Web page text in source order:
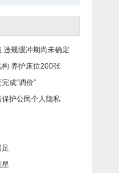
违规缓冲期尚未确定
养护床位200张
成“调价”
护公民个人隐私